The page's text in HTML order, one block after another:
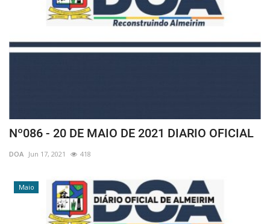
Nº086 - 20 DE MAIO DE 2021 DIARIO OFICIAL
DOA Jun 17, 2021 418
Maio